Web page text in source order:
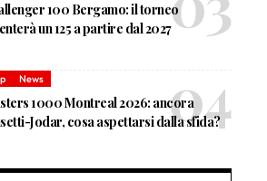
100 Bergamo: il torneo
un 125 a partire dal 2027
News
1000 Montreal 2026: ancora
Jodar, cosa aspettarsi dalla sfida?